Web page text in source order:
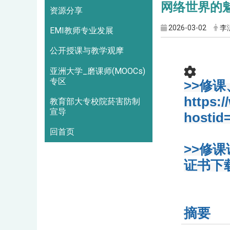
资源分享
EMI教师专业发展
公开授课与教学观摩
亚洲大学_磨课师(MOOCs)
专区
教育部大专校院菸害防制
宣导
回首页
网络世界的
2026-03-02 李
>>修课
>>修
证书下
摘要